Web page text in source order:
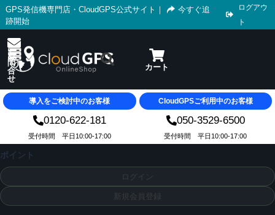
GPS発信機専門店・CloudGPS公式サイト ｜
今すぐ追
跡開始
ログアウ
ト
導入をご検討中のお客様 CloudGPSご利用中のお客様
0120-622-181 050-3529-6500
受付時間 平日10:00-17:00 受付時間 平日10:00-17:00
ポイント
ログイン
新規会員登録